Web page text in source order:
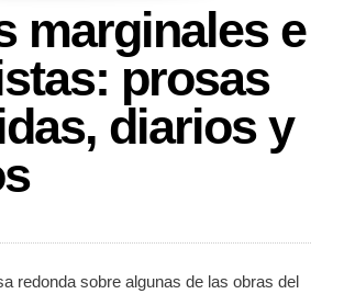
marginales e
prosas
diarios y
redonda sobre algunas de las obras del